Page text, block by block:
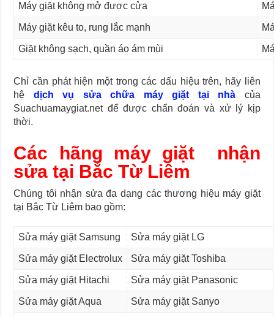
Máy giặt không mở được cửa
Máy giặt kêu to, rung lắc mạnh
Giặt không sạch, quần áo ám mùi
Chỉ cần phát hiện một trong các dấu hiệu trên, hãy liên
hệ dịch vụ sửa chữa máy giặt tại nhà của
Suachuamaygiat.net để được chẩn đoán và xử lý kịp
thời.
Các hãng máy giặt nhận
sửa tại Bắc Từ Liêm
Chúng tôi nhận sửa đa dạng các thương hiệu máy giặt
tại Bắc Từ Liêm bao gồm:
Sửa máy giặt Samsung Sửa máy giặt LG
Sửa máy giặt Electrolux Sửa máy giặtToshiba
Sửa máy giặt Hitachi Sửa máy giặt Panasonic
Sửa máy giặtAqua Sửa máy giặt Sanyo